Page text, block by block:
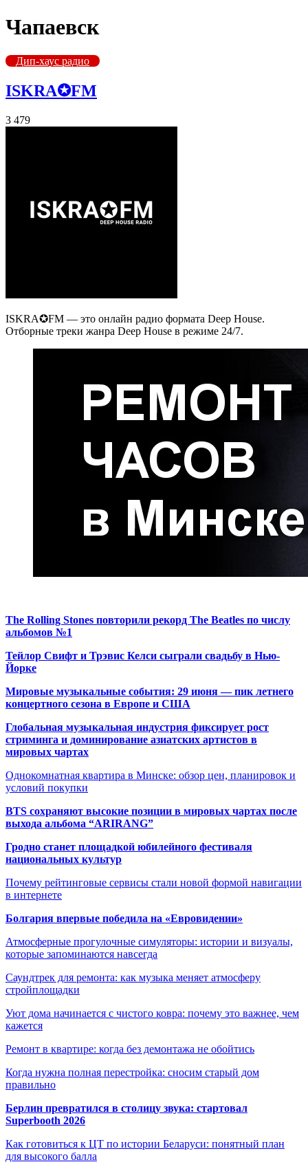
Чапаевск
Дип-хаус радио
ISKRA✪FM
3 479
ISKRA✪FM — это онлайн радио формата Deep House.
Отборные треки жанра Deep House в режиме 24/7.
The Rolling Stones повторили рекорд The Beatles по числу
альбомов №1
Тейлор Свифт и Трэвис Келси сыграли свадьбу в Нью-
Йорке
Мировые музыкальные события: 29 июня — пик летнего
концертного сезона в Европе и США
Глобальная музыкальная индустрия фиксирует рост
стриминга и доминирование азиатских артистов в
мировых чартах
Однокомнатная квартира в Минске: обзор цен, планировок и
условий покупки
BTS сохраняют высокие позиции в мировых чартах после
выхода альбома “ARIRANG”
Гродно станет площадкой юбилейного фестиваля
национальных культур
Почему рейтинговые сервисы стали новой формой навигации
в интернете
Болгария впервые победила на «Евровидении»
Атмосферные прогулочные симуляторы: истории и визуалы,
которые запоминаются навсегда
Саундтрек для ремонта: как музыка меняет атмосферу
стройплощадки
Уют дома начинается с чистого ковра: почему это важнее, чем
кажется
Ремонт в квартире: когда без демонтажа не обойтись
Когда нужна полная перестройка: сносим старый дом
правильно
Берлин превратился в столицу звука: стартовал
Superbooth 2026
Как готовиться к ЦТ по истории Беларуси: понятный план
для высокого балла